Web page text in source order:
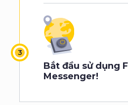
Bắt đầu sử dụng
Messenger!